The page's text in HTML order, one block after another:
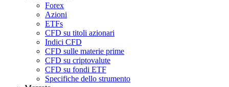
Forex
Azioni
ETFs
CFD su titoli azionari
Indici CFD
CFD sulle materie prime
CFD su criptovalute
CFD su fondi ETF
Specifiche dello strumento